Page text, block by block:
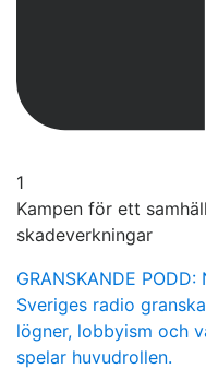
1
Kampen för ett
skadeverkningar
GRANSKANDE PODD:
Sveriges radio
lögner, lobbyism och
spelar huvudrollen.